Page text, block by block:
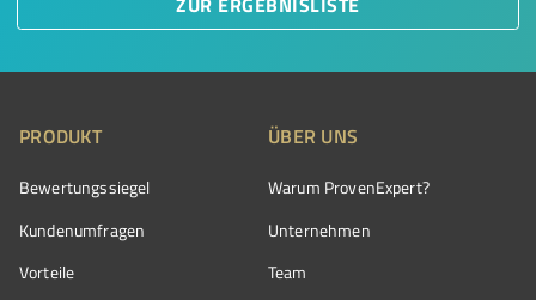
PRODUKT
Bewertungssiegel
Kundenumfragen
Vorteile
ÜBER UNS
Warum ProvenExpert?
Unternehmen
Team